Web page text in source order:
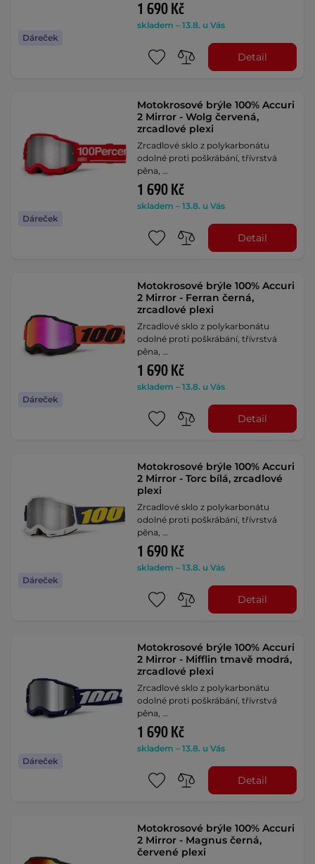
Dáreček
1 690 Kč
skladem – 13.8. u Vás
Detail
Dáreček
Motokrosové brýle 100% Accuri
2 Mirror - Wolg červená,
zrcadlové plexi
Zrcadlové sklo z polykarbonátu
odolné proti poškrábání, třívrstvá
pěna, …
1 690 Kč
skladem – 13.8. u Vás
Detail
Dáreček
Motokrosové brýle 100% Accuri
2 Mirror - Ferran černá,
zrcadlové plexi
Zrcadlové sklo z polykarbonátu
odolné proti poškrábání, třívrstvá
pěna, …
1 690 Kč
skladem – 13.8. u Vás
Detail
Dáreček
Motokrosové brýle 100% Accuri
2 Mirror - Torc bílá, zrcadlové
plexi
Zrcadlové sklo z polykarbonátu
odolné proti poškrábání, třívrstvá
pěna, …
1 690 Kč
skladem – 13.8. u Vás
Detail
Dáreček
Motokrosové brýle 100% Accuri
2 Mirror - Mifflin tmavě modrá,
zrcadlové plexi
Zrcadlové sklo z polykarbonátu
odolné proti poškrábání, třívrstvá
pěna, …
1 690 Kč
skladem – 13.8. u Vás
Detail
Motokrosové brýle 100% Accuri
2 Mirror - Magnus černá,
červené plexi